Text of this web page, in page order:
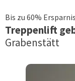
Bis zu 60% Ersparnis
Treppenlift
Grabenstätt